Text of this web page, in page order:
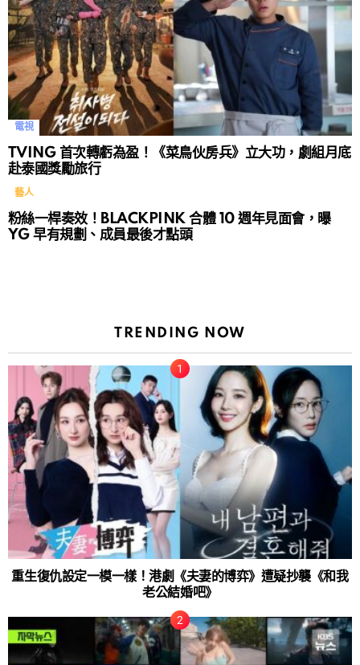
電視
TVING 首次轉虧為盈！《菜鳥伙房兵》立大功，劇組月底
赴泰國獎勵旅行
藝人
粉絲一桿奏效！BLACKPINK 合體 10 週年見面會，曝
YG 早有規劃、成員最後才點頭
TRENDING NOW
重生復仇設定一模一樣！港劇《夫妻的博弈》遭疑抄襲《和我
老公結婚吧》